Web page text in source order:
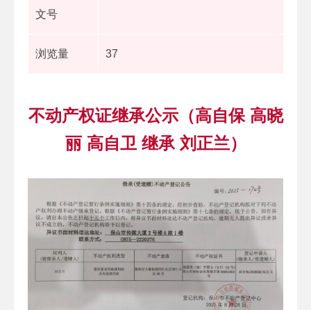
文号
浏览量 37
不动产权证继承公示（高自保 高晓
丽 高自卫 继承 刘正兰）